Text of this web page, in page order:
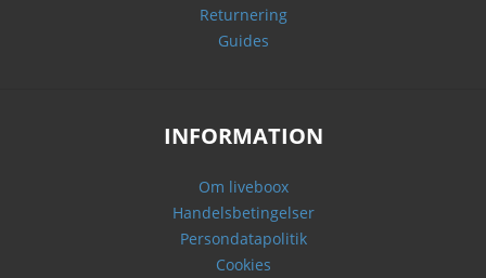
Returnering
Guides
INFORMATION
Om liveboox
Handelsbetingelser
Persondatapolitik
Cookies